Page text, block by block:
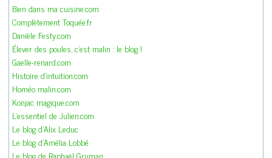
Bien dans ma cuisine.com
Complètement Toquée.fr
Danièle Festy.com
Élever des poules, c'est malin : le blog !
Gaelle-renard.com
Histoire d'intuition.com
Homéo malin.com
Konjac magique.com
L'essentiel de Julien.com
Le blog d'Alix Leduc
Le blog d'Amélia Lobbé
Le blog de Raphaël Gruman